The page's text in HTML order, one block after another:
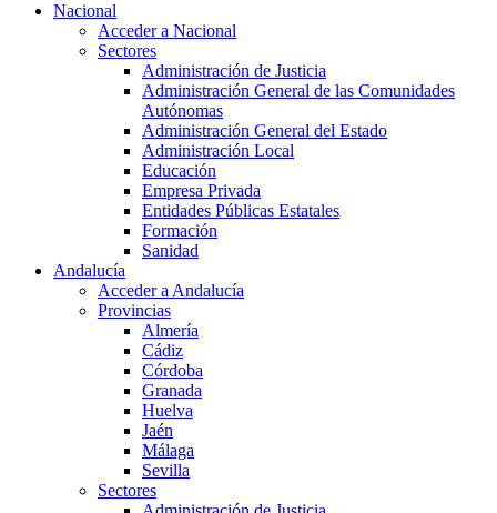
Nacional
Acceder a Nacional
Sectores
Administración de Justicia
Administración General de las Comunidades
Autónomas
Administración General del Estado
Administración Local
Educación
Empresa Privada
Entidades Públicas Estatales
Formación
Sanidad
Andalucía
Acceder a Andalucía
Provincias
Almería
Cádiz
Córdoba
Granada
Huelva
Jaén
Málaga
Sevilla
Sectores